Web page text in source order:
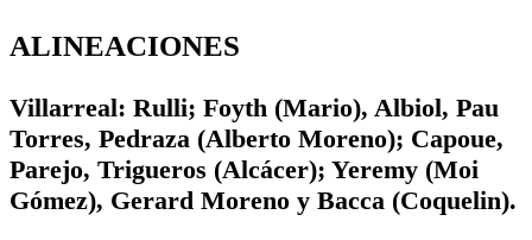
ALINEACIONES
Villarreal: Rulli; Foyth (Mario), Albiol, Pau
Torres, Pedraza (Alberto Moreno); Capoue,
Parejo, Trigueros (Alcácer); Yeremy (Moi
Gómez), Gerard Moreno y Bacca (Coquelin).